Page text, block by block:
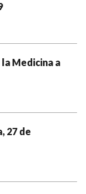
Medicina a
27 de